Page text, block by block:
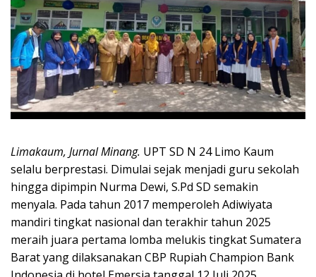
Limakaum, Jurnal Minang. UPT SD N 24 Limo Kaum
selalu berprestasi. Dimulai sejak menjadi guru sekolah
hingga dipimpin Nurma Dewi, S.Pd SD semakin
menyala. Pada tahun 2017 memperoleh Adiwiyata
mandiri tingkat nasional dan terakhir tahun 2025
meraih juara pertama lomba melukis tingkat Sumatera
Barat yang dilaksanakan CBP Rupiah Champion Bank